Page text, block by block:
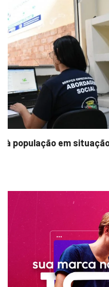
COTIDIANO
Cemitérios terão
6 de agosto de 2026